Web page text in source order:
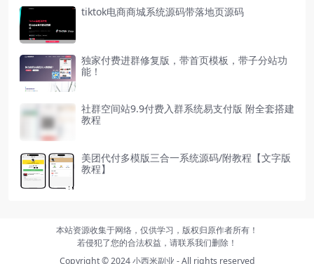
tiktok电商商城系统源码带落地页源码
独家付费进群修复版，带首页模板，带子分站功
能！
社群空间站9.9付费入群系统易支付版 附全套搭建
教程
美团代付多模版三合一系统源码/附教程【文字版
教程】
本站资源收集于网络，仅供学习，版权归原作者所有！
若侵犯了您的合法权益，请联系我们删除！
Copyright © 2024小西米副业 - All rights reserved